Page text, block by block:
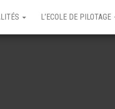
L’ECOLE DE PILOTAGE